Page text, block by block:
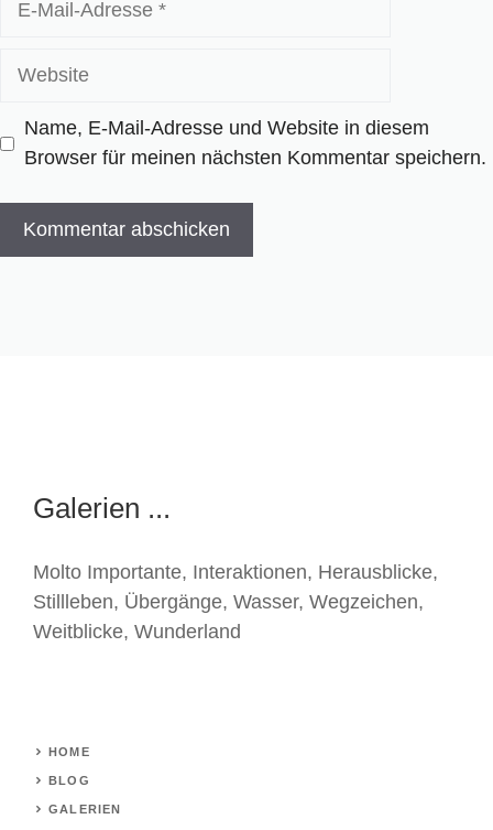
Website
Name, E-Mail-Adresse und Website in diesem
Browser für meinen nächsten Kommentar speichern.
Galerien ...
Molto Importante, Interaktionen, Herausblicke,
Stillleben, Übergänge, Wasser, Wegzeichen,
Weitblicke, Wunderland
HOME
BLOG
GALERIEN